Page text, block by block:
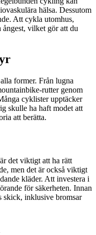
hälsa. Dessutom
Att cykla utomhus,
ångest, vilket gör att du
former. Från lugna
rutter genom
cyklister upptäcker
skulle ha haft modet att
att berätta.
det viktigt att ha rätt
men det är också viktigt
kläder. Att investera i
för säkerheten. Innan
skick, inklusive bromsar